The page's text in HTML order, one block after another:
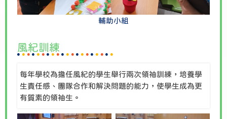
輔助小組
風紀訓練
每年學校為擔任風紀的學生舉行兩次領袖訓練，培養學
生責任感、團隊合作和解決問題的能力，使學生成為更
有質素的領袖生。